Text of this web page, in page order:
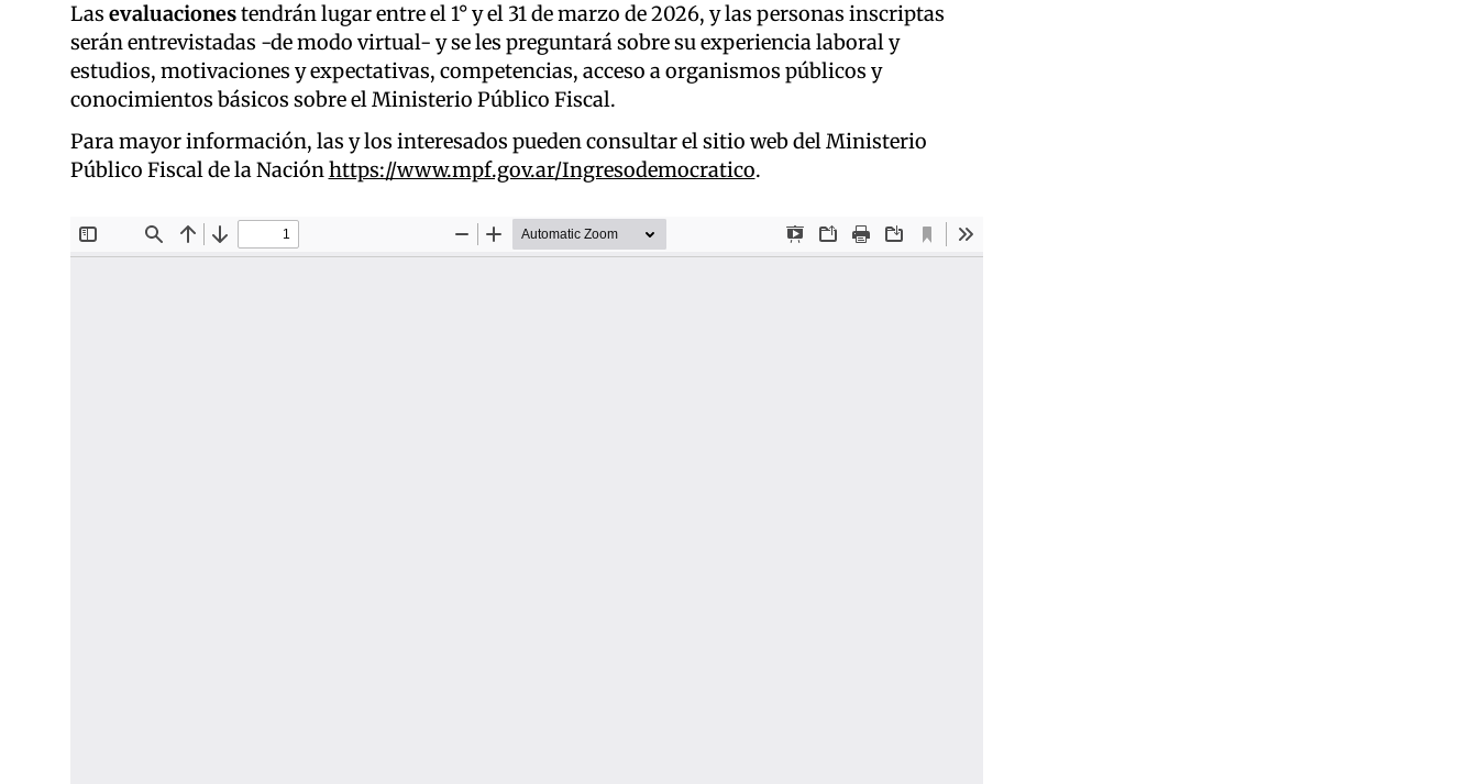
Las evaluacionestendrán lugar entre el 1° y el 31 de marzo de 2026, y las personas inscriptas
serán entrevistadas -de modo virtual- y se les preguntará sobre su experiencia laboral y
estudios, motivaciones y expectativas, competencias, acceso a organismos públicos y
conocimientos básicos sobre el Ministerio Público Fiscal.
Para mayor información, las y los interesados pueden consultar el sitio web del Ministerio
Público Fiscal de la Naciónhttps://www.mpf.gov.ar/Ingresodemocratico.